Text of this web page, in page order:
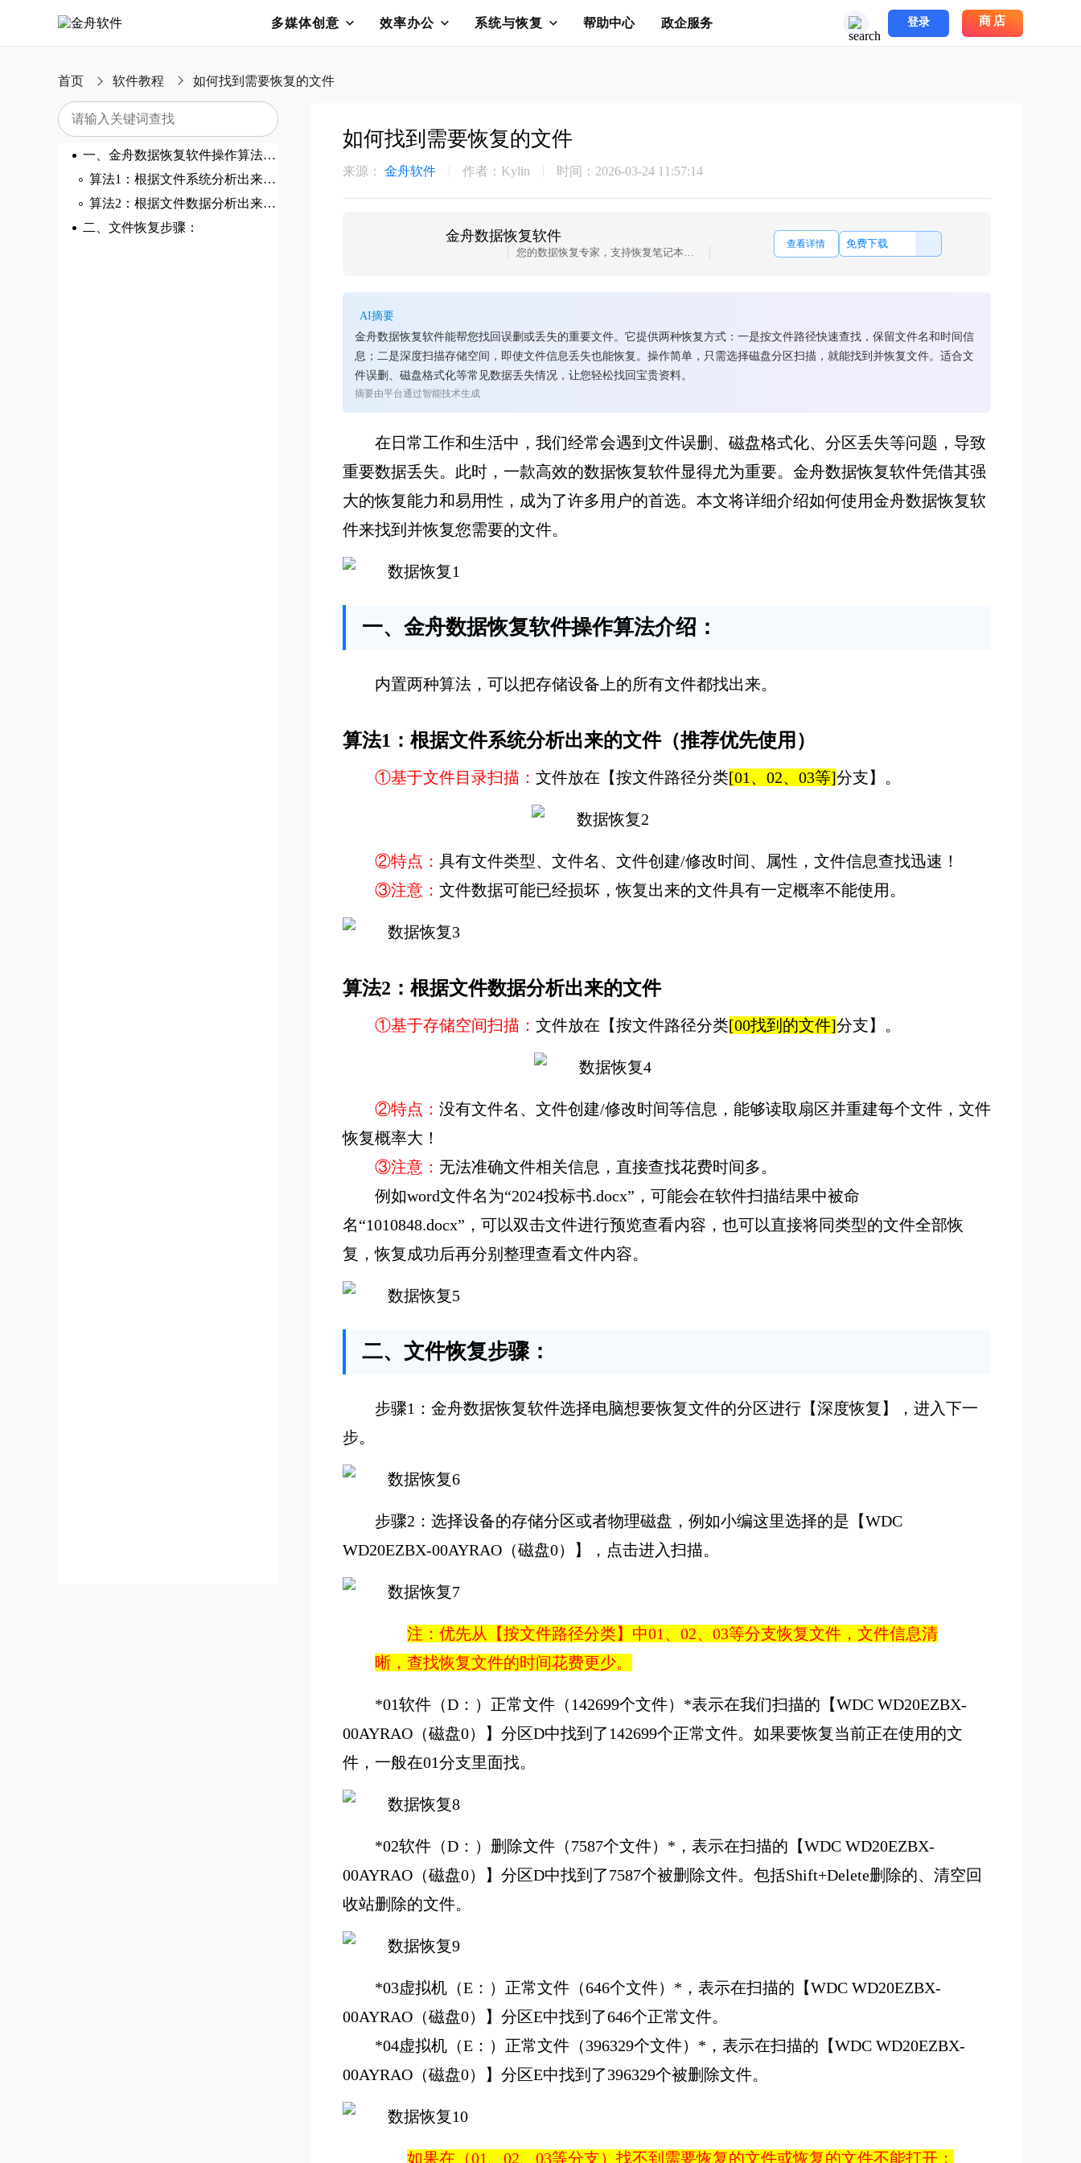
多媒体创意 效率办公 系统与恢复 帮助中心 政企服务 登录 商店
首页 软件教程 如何找到需要恢复的文件
一、金舟数据恢复软件操作算法介绍：
算法1：根据文件系统分析出来的文件（推荐优先使用）
算法2：根据文件数据分析出来的文件
二、文件恢复步骤：
如何找到需要恢复的文件
来源： 金舟软件 作者：Kylin 时间：2026-03-24 11:57:14
金舟数据恢复软件
您的数据恢复专家，支持恢复笔记本电脑、硬盘、外部磁盘等多种设备的数据，同时还支持照片、文件、视频、音频等多种文件格式的恢复
查看详情 免费下载
AI摘要
金舟数据恢复软件能帮您找回误删或丢失的重要文件。它提供两种恢复方式：一是按文件路径快速查找，保留文件名和时间信
息；二是深度扫描存储空间，即使文件信息丢失也能恢复。操作简单，只需选择磁盘分区扫描，就能找到并恢复文件。适合文
件误删、磁盘格式化等常见数据丢失情况，让您轻松找回宝贵资料。
摘要由平台通过智能技术生成
在日常工作和生活中，我们经常会遇到文件误删、磁盘格式化、分区丢失等问题，导致
重要数据丢失。此时，一款高效的数据恢复软件显得尤为重要。金舟数据恢复软件凭借其强
大的恢复能力和易用性，成为了许多用户的首选。本文将详细介绍如何使用金舟数据恢复软
件来找到并恢复您需要的文件。
一、金舟数据恢复软件操作算法介绍：
内置两种算法，可以把存储设备上的所有文件都找出来。
算法1：根据文件系统分析出来的文件（推荐优先使用）
①基于文件目录扫描： 文件放在【按文件路径分类[01、02、03等]分支】。
②特点： 具有文件类型、文件名、文件创建/修改时间、属性，文件信息查找迅速！
③注意： 文件数据可能已经损坏，恢复出来的文件具有一定概率不能使用。
算法2：根据文件数据分析出来的文件
①基于存储空间扫描： 文件放在【按文件路径分类[00找到的文件]分支】。
②特点： 没有文件名、文件创建/修改时间等信息，能够读取扇区并重建每个文件，文件
恢复概率大！
③注意： 无法准确文件相关信息，直接查找花费时间多。
例如word文件名为“2024投标书.docx”，可能会在软件扫描结果中被命
名“1010848.docx”，可以双击文件进行预览查看内容，也可以直接将同类型的文件全部恢
复，恢复成功后再分别整理查看文件内容。
二、文件恢复步骤：
步骤1：金舟数据恢复软件选择电脑想要恢复文件的分区进行【深度恢复】，进入下一
步。
步骤2：选择设备的存储分区或者物理磁盘，例如小编这里选择的是【WDC
WD20EZBX-00AYRAO（磁盘0）】，点击进入扫描。
注：优先从【按文件路径分类】中01、02、03等分支恢复文件，文件信息清
晰，查找恢复文件的时间花费更少。
*01软件（D：）正常文件（142699个文件）*表示在我们扫描的【WDC WD20EZBX-
00AYRAO（磁盘0）】分区D中找到了142699个正常文件。如果要恢复当前正在使用的文
件，一般在01分支里面找。
*02软件（D：）删除文件（7587个文件）*，表示在扫描的【WDC WD20EZBX-
00AYRAO（磁盘0）】分区D中找到了7587个被删除文件。包括Shift+Delete删除的、清空回
收站删除的文件。
*03虚拟机（E：）正常文件（646个文件）*，表示在扫描的【WDC WD20EZBX-
00AYRAO（磁盘0）】分区E中找到了646个正常文件。
*04虚拟机（E：）正常文件（396329个文件）*，表示在扫描的【WDC WD20EZBX-
00AYRAO（磁盘0）】分区E中找到了396329个被删除文件。
如果在（01、02、03等分支）找不到需要恢复的文件或恢复的文件不能打开；